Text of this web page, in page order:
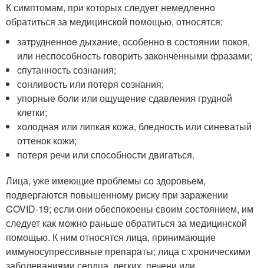
К симптомам, при которых следует немедленно
обратиться за медицинской помощью, относятся:
затрудненное дыхание, особенно в состоянии покоя,
или неспособность говорить законченными фразами;
cпутанность сознания;
сонливость или потеря сознания;
упорные боли или ощущение сдавления грудной
клетки;
холодная или липкая кожа, бледность или синеватый
оттенок кожи;
потеря речи или способности двигаться.
Лица, уже имеющие проблемы со здоровьем,
подвергаются повышенному риску при заражении
COVID-19; если они обеспокоены своим состоянием, им
следует как можно раньше обратиться за медицинской
помощью. К ним относятся лица, принимающие
иммуносупрессивные препараты; лица с хроническими